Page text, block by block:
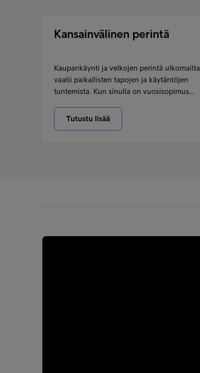
Kansainvälinen perintä
Kaupankäynti ja velkojen perintä ulkomailta
vaatii paikallisten tapojen ja käytäntöjen
tuntemista. Kun sinulla on vuosisopimus…
Tutustu lisää